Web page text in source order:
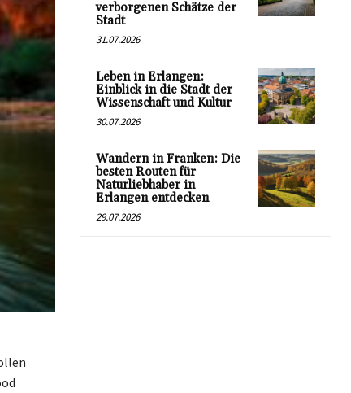
verborgenen Schätze der
Stadt
31.07.2026
Leben in Erlangen:
Einblick in die Stadt der
Wissenschaft und Kultur
30.07.2026
Wandern in Franken: Die
besten Routen für
Naturliebhaber in
Erlangen entdecken
29.07.2026